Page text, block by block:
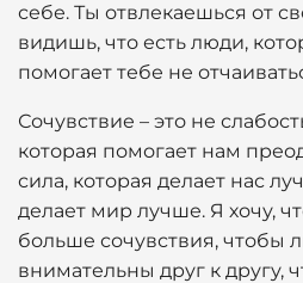
себе. Ты отвлекаешься от
видишь, что есть люди,
помогает тебе не
Сочувствие – это не
которая помогает нам
сила, которая делает нас
делает мир лучше. Я хочу,
больше сочувствия, чтобы
внимательны друг к другу,